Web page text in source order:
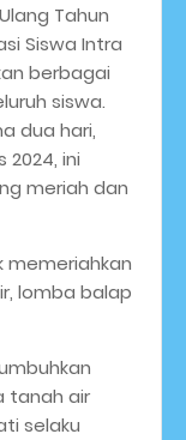
Tahun
Siswa Intra
berbagai
siswa.
dua hari,
2024, ini
meriah dan
memeriahkan
lomba balap
tanah air
selaku